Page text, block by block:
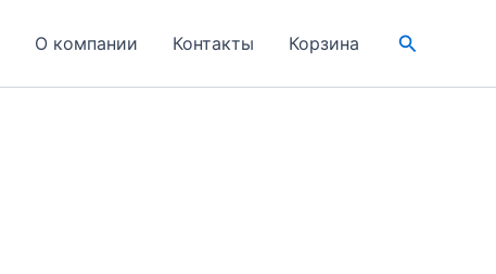
О компании Контакты Корзина Поиск